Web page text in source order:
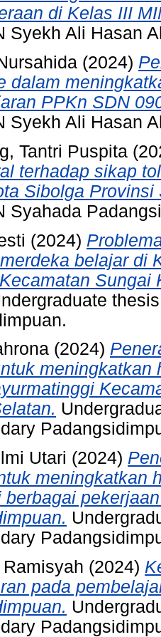
di Kelas III
Syekh Ali Hasan
(2024)
dalam
PPKn SDN
Syekh Ali Hasan
Tantri Puspita
terhadap sikap
Sibolga Provinsi
Syahada
(2024)
belajar di
Sungai
(2024)
meningkatkan
Utari (2024)
meningkatkan
berbagai
(2024)
pada